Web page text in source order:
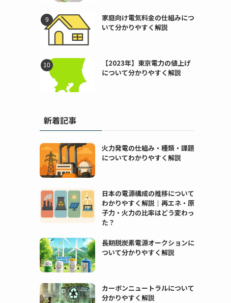
家庭向け電気料金の仕組みにつ
いて分かりやすく解説
【2023年】東京電力の値上げ
について分かりやすく解説
新着記事
火力発電の仕組み・種類・課題
についてわかりやすく解説
日本の電源構成の推移について
わかりやすく解説｜再エネ・原
子力・火力の比率はどう変わっ
た？
長期脱炭素電源オークションに
ついて分かりやすく解説
カーボンニュートラルについて
分かりやすく解説